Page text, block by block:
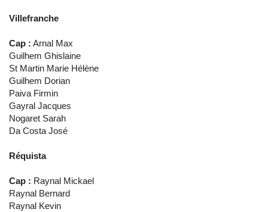
Villefranche
Cap : Arnal Max
Guilhem Ghislaine
St Martin Marie Hélène
Guilhem Dorian
Paiva Firmin
Gayral Jacques
Nogaret Sarah
Da Costa José
Réquista
Cap : Raynal Mickael
Raynal Bernard
Raynal Kevin